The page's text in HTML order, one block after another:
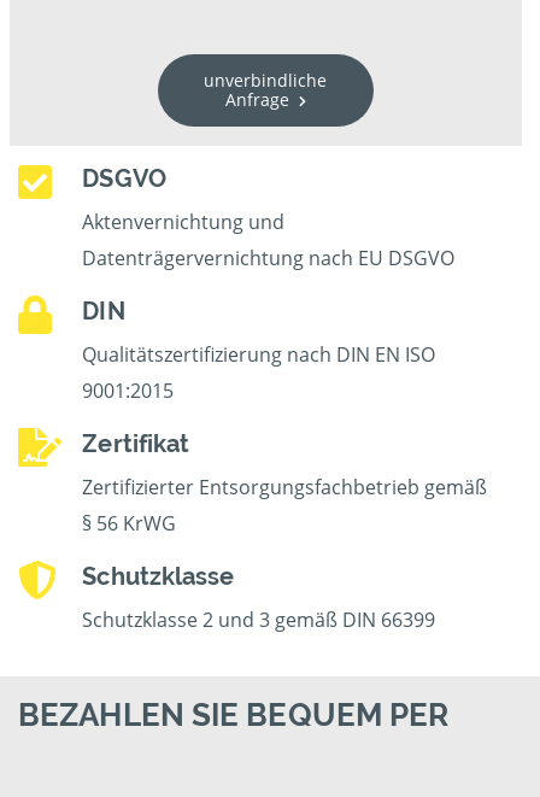
unverbindliche
Anfrage
DSGVO
Aktenvernichtung und
Datenträgervernichtung nach EU DSGVO
DIN
Qualitätszertifizierung nach DIN EN ISO
9001:2015
Zertifikat
Zertifizierter Entsorgungsfachbetrieb gemäß
§ 56 KrWG
Schutzklasse
Schutzklasse 2 und 3 gemäß DIN 66399
BEZAHLEN SIE BEQUEM PER